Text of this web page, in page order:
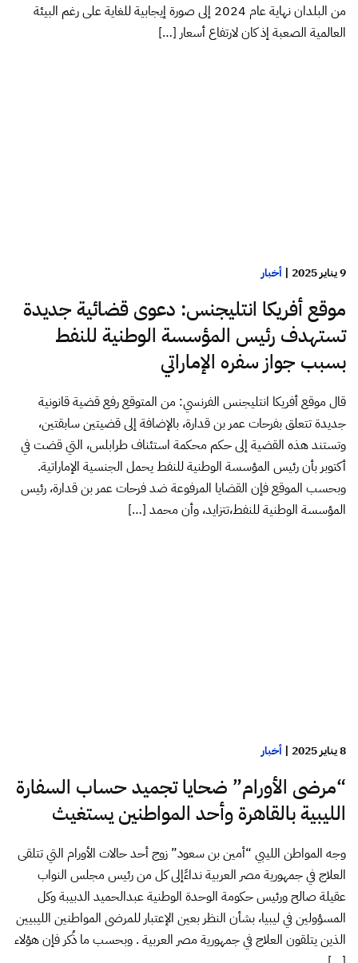
من البلدان نهاية عام 2024 إلى صورة إيجابية للغاية على رغم البيئة
العالمية الصعبة إذ كان لارتفاع أسعار […]
9 يناير 2025 | أخبار
موقع أفريكا انتليجنس: دعوى قضائية جديدة
تستهدف رئيس المؤسسة الوطنية للنفط
بسبب جواز سفره الإماراتي
قال موقع أفريكا انتليجنس الفرنسي: من المتوقع رفع قضية قانونية
جديدة تتعلق بفرحات عمر بن قدارة، بالإضافة إلى قضيتين سابقتين،
وتستند هذه القضية إلى حكم محكمة استئناف طرابلس، التي قضت في
أكتوبر بأن رئيس المؤسسة الوطنية للنفط يحمل الجنسية الإماراتية.
وبحسب الموقع فإن القضايا المرفوعة ضد فرحات عمر بن قدارة، رئيس
المؤسسة الوطنية للنفط،تتزايد، وأن محمد […]
8 يناير 2025 | أخبار
“مرضى الأورام” ضحايا تجميد حساب السفارة
الليبية بالقاهرة وأحد المواطنين يستغيث
وجه المواطن الليبي “أمين بن سعود” زوج أحد حالات الأورام التي تتلقى
العلاج في جمهورية مصر العربية نداءًإلى كل من رئيس مجلس النواب
عقيلة صالح ورئيس حكومة الوحدة الوطنية عبدالحميد الدبيبة وكل
المسؤولين في ليبيا، بشأن النظر بعين الإعتبار للمرضى المواطنين الليبيين
الذين يتلقون العلاج في جمهورية مصر العربية . وبحسب ما ذُكر فإن هؤلاء